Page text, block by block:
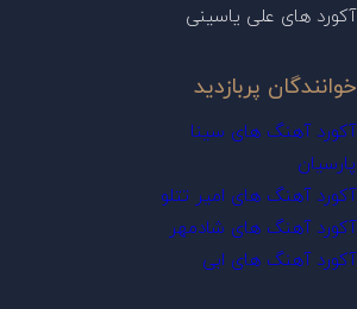
آکورد های علی یاسینی
خوانندگان پربازدید
آکورد آهنگ های سینا
پارسیان
آکورد آهنگ های امیر تتلو
آکورد آهنگ های شادمهر
آکورد آهنگ های ابی